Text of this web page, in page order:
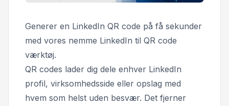
Generer en LinkedIn QR code på få sekunder
med vores nemme LinkedIn til QR code
værktøj.
QR codes lader dig dele enhver LinkedIn
profil, virksomhedsside eller opslag med
hvem som helst uden besvær. Det fjerner